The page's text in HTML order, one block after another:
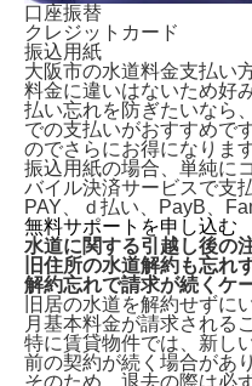
口座振替
クレジットカード
振込用紙
大阪市の水道料金支払い
料金に違いはないため好
払い忘れを防ぎたいなら
での支払いがおすすめで
のでさらにお得になります
振込用紙の場合、単純に
バイル決済サービスで支
PAY、ｄ払い、PayB、
無料サポートを申し込む
水道に関する引越し後の
旧住所の水道解約も忘れ
解約忘れで請求が続くケ
旧居の水道を解約せずに
月基本料金が請求される
特に賃貸物件では、新し
前の契約が続く場合があ
そのため、退去の際は必